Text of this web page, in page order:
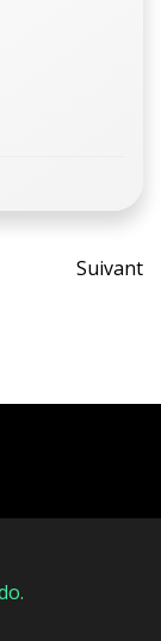
Suivant